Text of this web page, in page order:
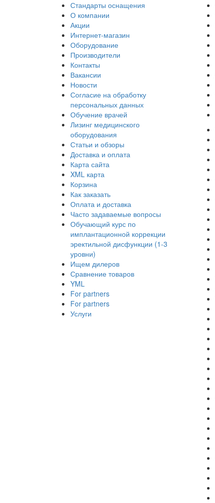
Стандарты оснащения
О компании
Акции
Интернет-магазин
Оборудование
Производители
Контакты
Вакансии
Новости
Согласие на обработку
персональных данных
Обучение врачей
Лизинг медицинского
оборудования
Статьи и обзоры
Доставка и оплата
Карта сайта
XML карта
Корзина
Как заказать
Оплата и доставка
Часто задаваемые вопросы
Обучающий курс по
имплантационной коррекции
эректильной дисфункции (1-3
уровни)
Ищем дилеров
Сравнение товаров
YML
For partners
For partners
Услуги